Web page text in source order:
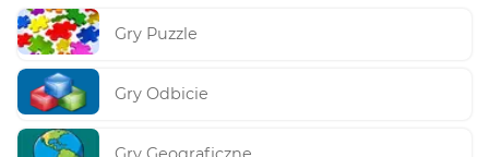
Gry Puzzle
Gry Odbicie